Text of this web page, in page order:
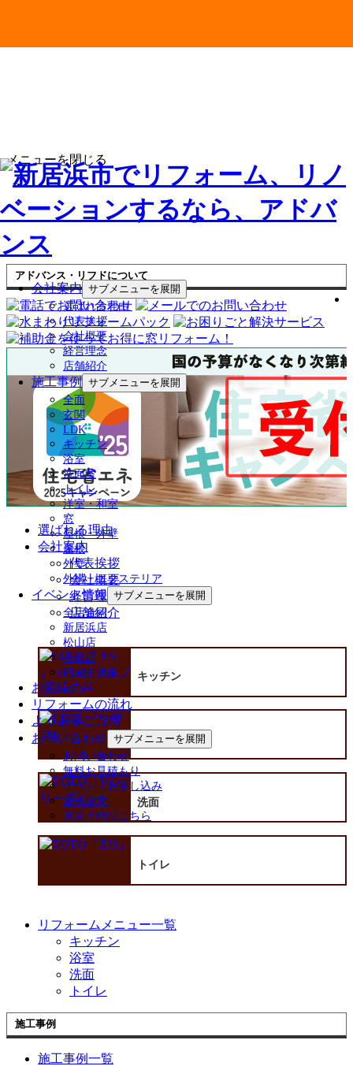
会社案内 サブメニューを展開
選ばれる理由
代表挨拶
会社概要
経営理念
店舗紹介
施工事例 サブメニューを展開
全面
玄関
LDK
キッチン
浴室
洗面室
トイレ
洋室・和室
窓
屋根・外壁
屋根
外壁
外構・エクステリア
イベント情報 サブメニューを展開
全店合同
新居浜店
松山店
今治店
四国中央店
お客様の声
リフォームの流れ
よくあるご質問
お問い合わせ サブメニューを展開
お問い合わせ
無料お見積もり
イベントお申し込み
資料請求
来店予約はこちら
メニューを閉じる
アドバンス・リフドについて
選ばれる理由
会社案内
代表挨拶
会社概要
経営理念
店舗紹介
キッチン
浴室
洗面
トイレ
リフォームメニュー一覧
キッチン
浴室
洗面
トイレ
施工事例
施工事例一覧